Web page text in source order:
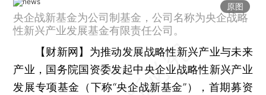
原图
央企战新基金为公司制基金，公司名称为央企战略
性新兴产业发展基金有限责任公司。
【财新网】 为推动发展战略性新兴产业与未来
产业，国务院国资委发起中央企业战略性新兴产业
发展专项基金（下称“央企战新基金”），首期募资